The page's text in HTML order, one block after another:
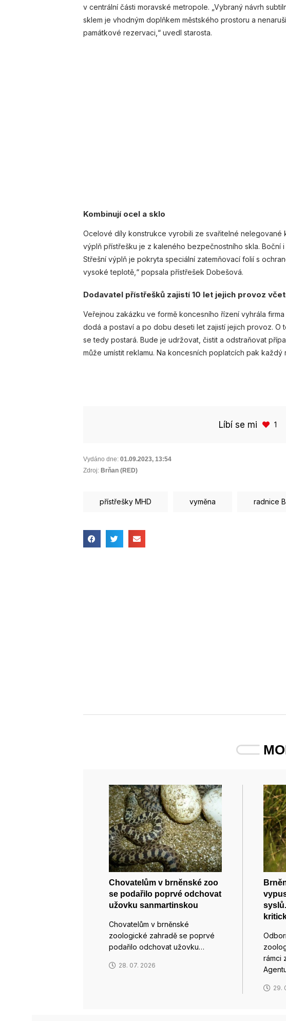
v centrální části moravské metropole. „Vybraný návrh
sklem je vhodným doplňkem městského prostoru a
památkové rezervaci,“ uvedl starosta.
Kombinují ocel a sklo
Ocelové díly konstrukce vyrobili ze svařitelné nelegované
výplň přístřešku je z kaleného bezpečnostního skla. Boční
Střešní výplň je pokryta speciální zatemňovací folií s
vysoké teplotě,“ popsala přístřešek Dobešová.
Dodavatel přístřešků zajistí 10 let jejich provoz
Veřejnou zakázku ve formě koncesního řízení vyhrála
dodá a postaví a po dobu deseti let zajistí jejich provoz. O
se tedy postará. Bude je udržovat, čistit a odstraňovat
může umístit reklamu. Na koncesních poplatcích pak
Líbí se mi 1
Vydáno dne: 01.09.2023, 13:54
Zdroj: Brňan (RED)
přístřešky MHD vyměna radnice
Chovatelům v brněnské zoo
se podařilo poprvé odchovat
užovku sanmartinskou
Chovatelům v brněnské
zoologické zahradě se poprvé
podařilo odchovat užovku…
28. 07. 2026
rámci
29.